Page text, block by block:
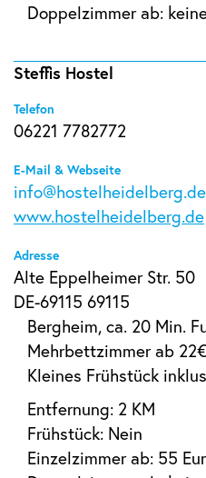
Doppelzimmer ab:
Steffis Hostel
Telefon
06221 7782772
E-Mail & Webseite
info@hostelheidelberg.de
www.hostelheidelberg.de
Adresse
Alte Eppelheimer Str. 50
DE-69115 69115
Bergheim, ca. 20 Min.
Mehrbettzimmer ab
Kleines Frühstück
Entfernung: 2 KM
Frühstück: Nein
Einzelzimmer ab: 55